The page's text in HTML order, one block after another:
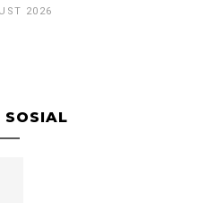
2026
SOSIAL